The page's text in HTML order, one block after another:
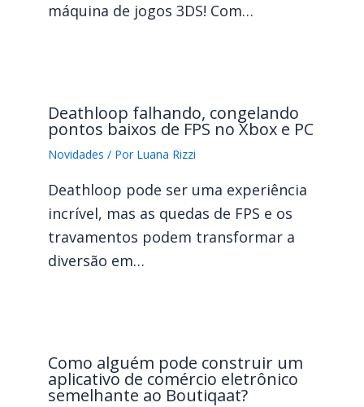
máquina de jogos 3DS! Com…
Deathloop falhando, congelando
pontos baixos de FPS no Xbox e PC
Novidades / Por Luana Rizzi
Deathloop pode ser uma experiência
incrível, mas as quedas de FPS e os
travamentos podem transformar a
diversão em…
Como alguém pode construir um
aplicativo de comércio eletrônico
semelhante ao Boutiqaat?